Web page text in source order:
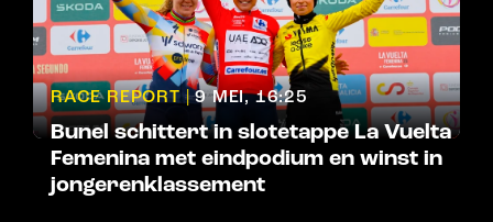
RACE REPORT | 9 MEI, 16:25
Bunel schittert in slotetappe La Vuelta
Femenina met eindpodium en winst in
jongerenklassement